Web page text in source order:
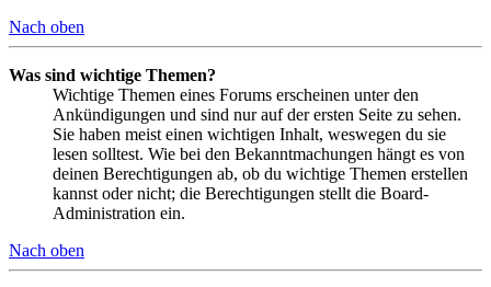
Nach oben
Was sind wichtige Themen?
Wichtige Themen eines Forums erscheinen unter den
Ankündigungen und sind nur auf der ersten Seite zu sehen.
Sie haben meist einen wichtigen Inhalt, weswegen du sie
lesen solltest. Wie bei den Bekanntmachungen hängt es von
deinen Berechtigungen ab, ob du wichtige Themen erstellen
kannst oder nicht; die Berechtigungen stellt die Board-
Administration ein.
Nach oben